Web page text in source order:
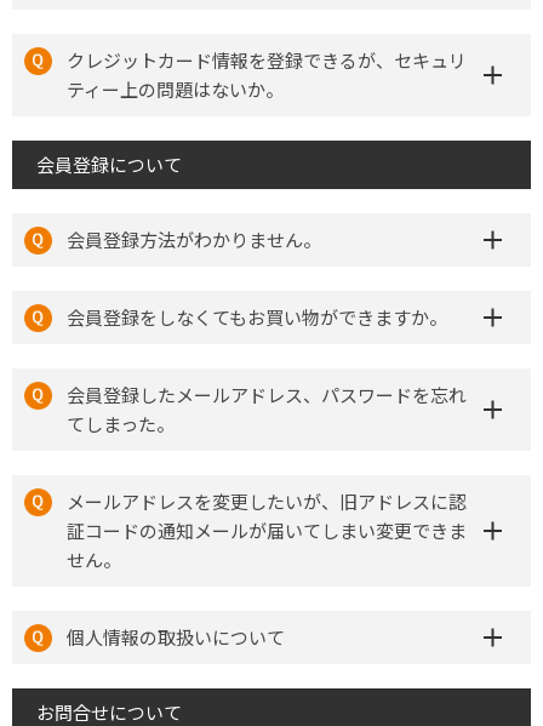
クレジットカード情報を登録できるが、セキュリ
ティー上の問題はないか。
会員登録について
会員登録方法がわかりません。
会員登録をしなくてもお買い物ができますか。
会員登録したメールアドレス、パスワードを忘れ
てしまった。
メールアドレスを変更したいが、旧アドレスに認
証コードの通知メールが届いてしまい変更できま
せん。
個人情報の取扱いについて
お問合せについて